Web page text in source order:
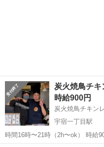
炭火焼鳥チキ
時給900円
炭火焼鳥チキン
宇宿一丁目駅
時間16時〜21時（2h〜ok） 時給900円 業務内容 調理の補助、配達等
お肉のカット、商品の配達など初心